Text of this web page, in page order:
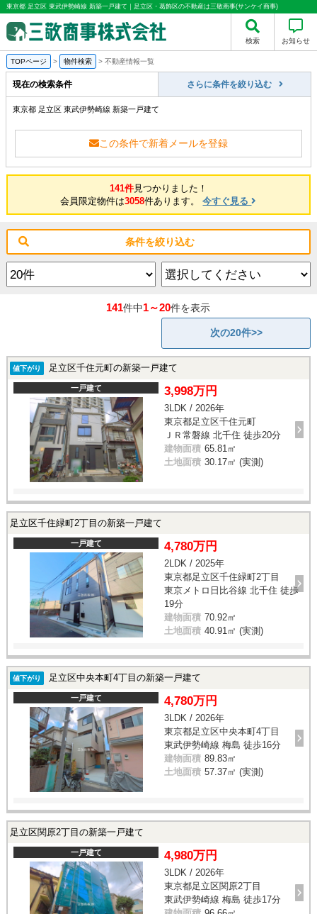
東京都 足立区 東武伊勢崎線 新築一戸建て｜足立区・葛飾区の不動産は三敬商事(サンケイ商事)
検索 お知らせ
TOPページ > 物件検索 > 不動産情報一覧
現在の検索条件 さらに条件を絞り込む
東京都 足立区 東武伊勢崎線 新築一戸建て
この条件で新着メールを登録
141件見つかりました！
会員限定物件は3058件あります。今すぐ見る
条件を絞り込む
141件中1～20件を表示
次の20件>>
値下がり 足立区千住元町の新築一戸建て
一戸建て 3,998万円
3LDK / 2026年
東京都足立区千住元町
ＪＲ常磐線 北千住 徒歩20分
建物面積 65.81㎡
土地面積 30.17㎡ (実測)
足立区千住緑町2丁目の新築一戸建て
一戸建て 4,780万円
2LDK / 2025年
東京都足立区千住緑町2丁目
東京メトロ日比谷線 北千住 徒歩
19分
建物面積 70.92㎡
土地面積 40.91㎡ (実測)
値下がり 足立区中央本町4丁目の新築一戸建て
一戸建て 4,780万円
3LDK / 2026年
東京都足立区中央本町4丁目
東武伊勢崎線 梅島 徒歩16分
建物面積 89.83㎡
土地面積 57.37㎡ (実測)
足立区関原2丁目の新築一戸建て
一戸建て 4,980万円
3LDK / 2026年
東京都足立区関原2丁目
東武伊勢崎線 梅島 徒歩17分